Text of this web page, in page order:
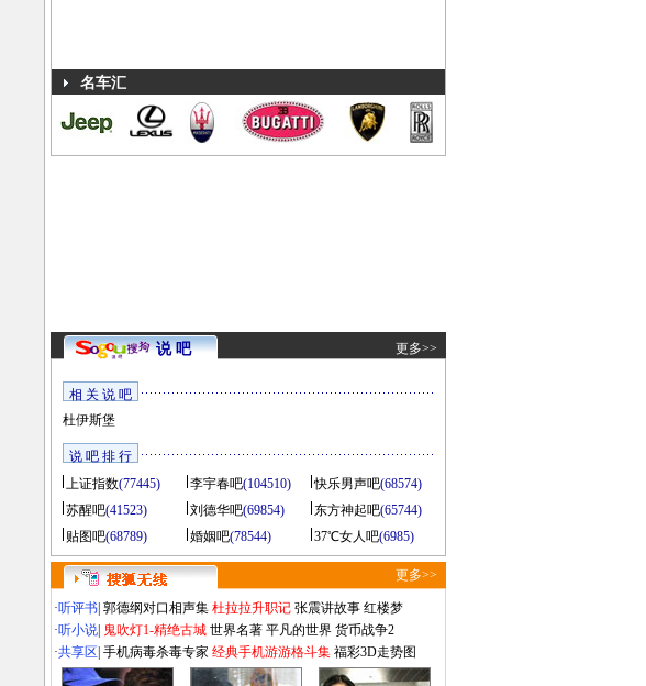
名车汇
说 吧 更多>>
相 关 说 吧
杜伊斯堡
说 吧 排 行
上证指数(77445) 李宇春吧(104510) 快乐男声吧(68574)
苏醒吧(41523) 刘德华吧(69854) 东方神起吧(65744)
贴图吧(68789) 婚姻吧(78544) 37℃女人吧(6985)
更多>>
·听评书 郭德纲对口相声集 杜拉拉升职记 张震讲故事 红楼梦
·听小说 鬼吹灯1-精绝古城 世界名著 平凡的世界 货币战争2
·共享区 手机病毒杀毒专家 经典手机游游格斗集 福彩3D走势图